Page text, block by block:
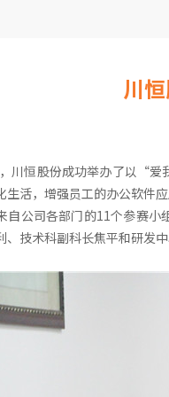
川
川恒股份成功举办了以“
生活，增强员工的办公软件
自公司各部门的11个参赛
、技术科副科长焦平和研发